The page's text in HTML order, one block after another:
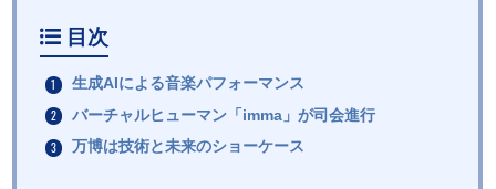
目次
生成AIによる音楽パフォーマンス
バーチャルヒューマン「imma」が司会進行
万博は技術と未来のショーケース